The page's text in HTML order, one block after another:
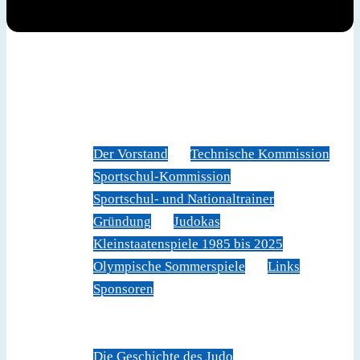
Der Vorstand
Technische Kommission
Sportschul-Kommission
Sportschul- und Nationaltrainer
Gründung
Judokas
Kleinstaatenspiele 1985 bis 2025
Olympische Sommerspiele
Links
Sponsoren
Die Geschichte des Judo